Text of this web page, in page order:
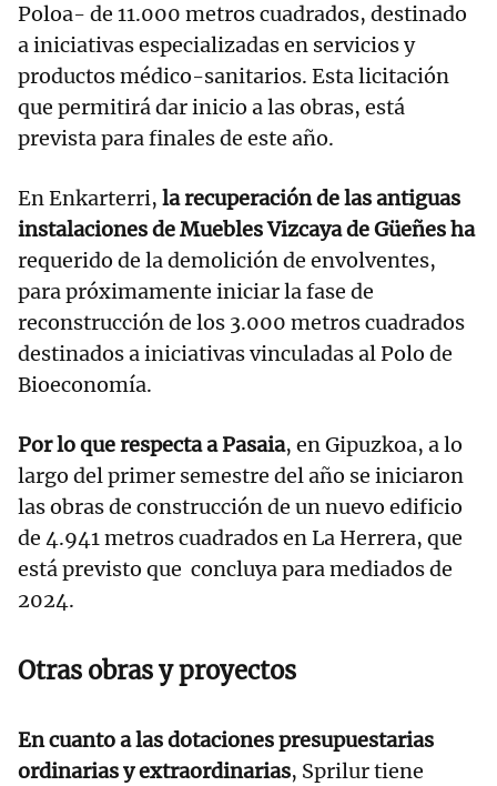
Poloa- de 11.000 metros cuadrados, destinado
a iniciativas especializadas en servicios y
productos médico-sanitarios. Esta licitación
que permitirá dar inicio a las obras, está
prevista para finales de este año.
En Enkarterri, la recuperación de las antiguas
instalaciones de Muebles Vizcaya de Güeñes ha
requerido de la demolición de envolventes,
para próximamente iniciar la fase de
reconstrucción de los 3.000 metros cuadrados
destinados a iniciativas vinculadas al Polo de
Bioeconomía.
Por lo que respecta a Pasaia, en Gipuzkoa, a lo
largo del primer semestre del año se iniciaron
las obras de construcción de un nuevo edificio
de 4.941 metros cuadrados en La Herrera, que
está previsto que concluya para mediados de
2024.
Otras obras y proyectos
En cuanto a las dotaciones presupuestarias
ordinarias y extraordinarias, Sprilur tiene